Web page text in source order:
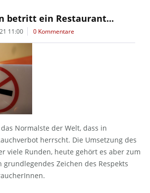
betritt ein Restaurant...
11:00 0 Kommentare
Normalste der Welt, dass in
herrscht. Die Umsetzung des
viele Runden, heute gehört es aber zum
grundlegendes Zeichen des Respekts